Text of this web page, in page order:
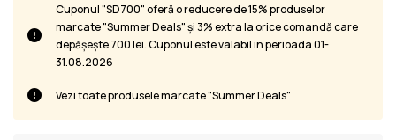
Cuponul "SD700" oferă o reducere de 15% produselor
marcate "Summer Deals" și 3% extra la orice comandă care
depășește 700 lei. Cuponul este valabil in perioada 01-
31.08.2026
Vezi toate produsele marcate "Summer Deals"